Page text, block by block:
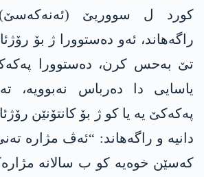
کورد ل سووریێ
راگەھاند، ئەو دەستوورا ژ بۆ
تێ بەحس کرن، دەستوورا
یاسایی دا دەرباس نەبوویە،
پەکەکێ یە یا کو ژ بۆ کانتۆنێن
دانیە و راگەھاند: “ئەڤ مژارە
کەسێن خوەیە کو ب سالانە